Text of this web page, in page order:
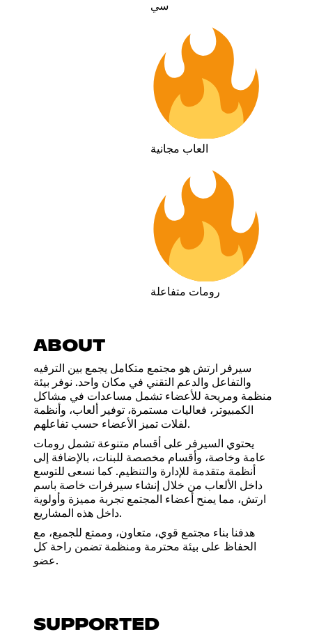
سي
العاب مجانية
رومات متفاعلة
ABOUT
سيرفر ارتش هو مجتمع متكامل يجمع بين الترفيه
والتفاعل والدعم التقني في مكان واحد. نوفر بيئة
منظمة ومريحة للأعضاء تشمل مساعدات في مشاكل
الكمبيوتر، فعاليات مستمرة، توفير ألعاب، وأنظمة
لفلات تميز الأعضاء حسب تفاعلهم.
يحتوي السيرفر على أقسام متنوعة تشمل رومات
عامة وخاصة، وأقسام مخصصة للبنات، بالإضافة إلى
أنظمة متقدمة للإدارة والتنظيم. كما نسعى للتوسع
داخل الألعاب من خلال إنشاء سيرفرات خاصة باسم
ارتش، مما يمنح أعضاء المجتمع تجربة مميزة وأولوية
داخل هذه المشاريع.
هدفنا بناء مجتمع قوي، متعاون، وممتع للجميع، مع
الحفاظ على بيئة محترمة ومنظمة تضمن راحة كل
عضو.
SUPPORTED